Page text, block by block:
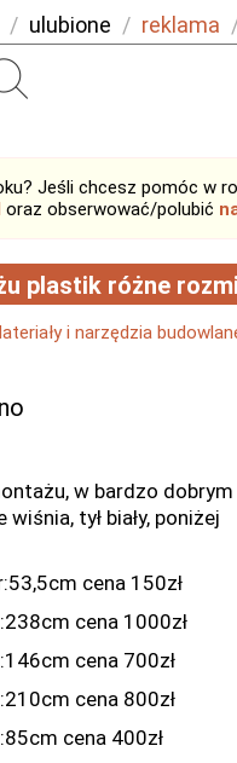
/ ulubione / reklama
Jeśli chcesz pomóc w
oraz obserwować/polubić
plastik różne
i narzędzia
w bardzo dobrym
tył biały, poniżej
cena 150zł
cena 1000zł
cena 700zł
cena 800zł
cena 400zł